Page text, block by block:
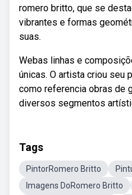
romero britto, que se
vibrantes e formas
suas.
Webas linhas e
únicas. O artista criou seu
como referencia obras de
diversos segmentos
Tags
PintorRomero Britto
Imagens DoRomero Britto